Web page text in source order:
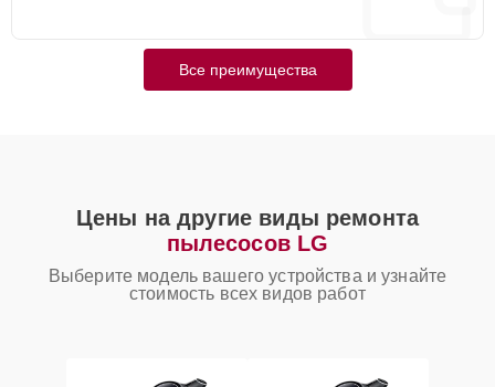
Все преимущества
Цены на другие виды ремонта
пылесосов LG
Выберите модель вашего устройства и узнайте
стоимость всех видов работ